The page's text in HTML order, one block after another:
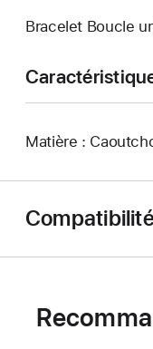
Bracelet Boucle
Matière :